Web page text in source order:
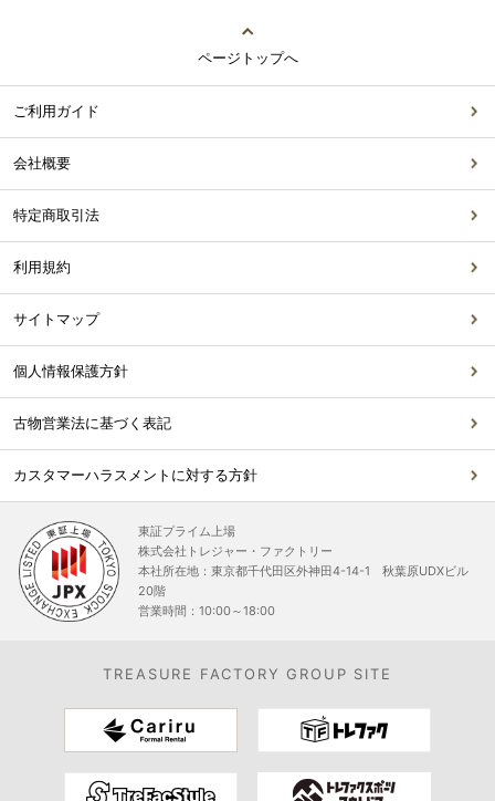
ページトップへ
ご利用ガイド
会社概要
特定商取引法
利用規約
サイトマップ
個人情報保護方針
古物営業法に基づく表記
カスタマーハラスメントに対する方針
東証プライム上場
株式会社トレジャー・ファクトリー
本社所在地：東京都千代田区外神田4-14-1 秋葉原UDXビル
20階
営業時間：10:00～18:00
TREASURE FACTORY GROUP SITE